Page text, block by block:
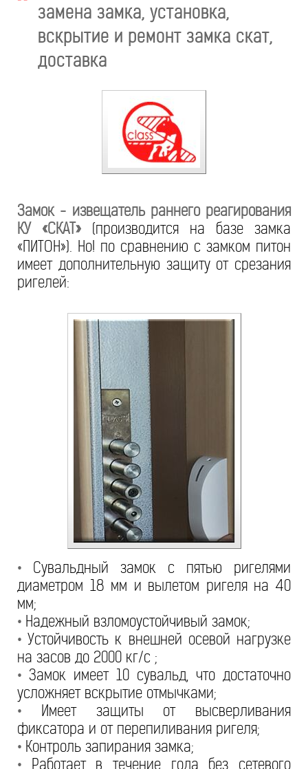
замена замка, установка,
вскрытие и ремонт замка скат,
доставка
Замок - извещатель раннего реагирования
КУ «СКАТ» (производится на базе замка
«ПИТОН»). Но! по сравнению с замком питон
имеет дополнительную защиту от срезания
ригелей:
• Сувальдный замок с пятью ригелями
диаметром 18 мм и вылетом ригеля на 40
мм;
• Надежный взломоустойчивый замок;
• Устойчивость к внешней осевой нагрузке
на засов до 2000 кг/с ;
• Замок имеет 10 сувальд, что достаточно
усложняет вскрытие отмычками;
• Имеет защиты от высверливания
фиксатора и от перепиливания ригеля;
• Контроль запирания замка;
• Работает в течение года без сетевого